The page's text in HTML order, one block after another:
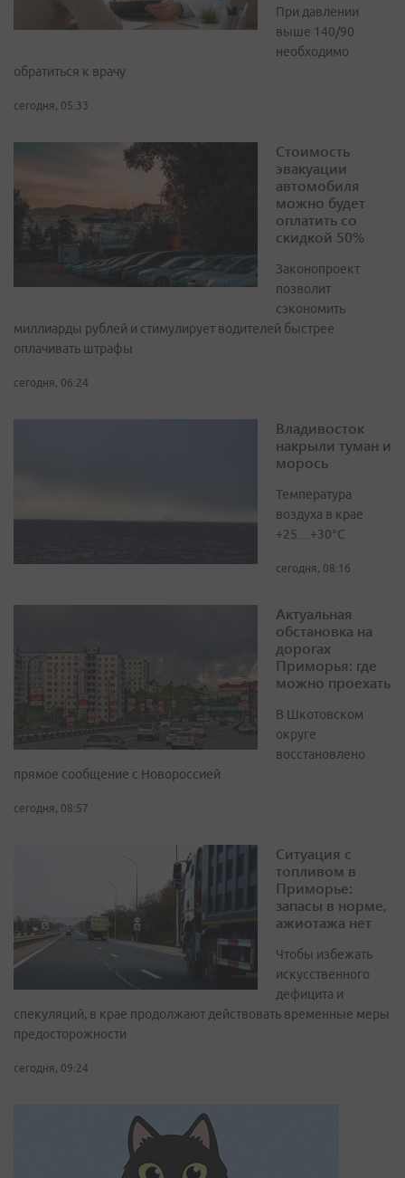
При давлении
выше 140/90
необходимо
обратиться к врачу
сегодня, 05:33
Стоимость
эвакуации
автомобиля
можно будет
оплатить со
скидкой 50%
Законопроект
позволит
сэкономить
миллиарды рублей и стимулирует водителей быстрее
оплачивать штрафы
сегодня, 06:24
Владивосток
накрыли туман и
морось
Температура
воздуха в крае
+25…+30°C
сегодня, 08:16
Актуальная
обстановка на
дорогах
Приморья: где
можно проехать
В Шкотовском
округе
восстановлено
прямое сообщение с Новороссией
сегодня, 08:57
Ситуация с
топливом в
Приморье:
запасы в норме,
ажиотажа нет
Чтобы избежать
искусственного
дефицита и
спекуляций, в крае продолжают действовать временные меры
предосторожности
сегодня, 09:24